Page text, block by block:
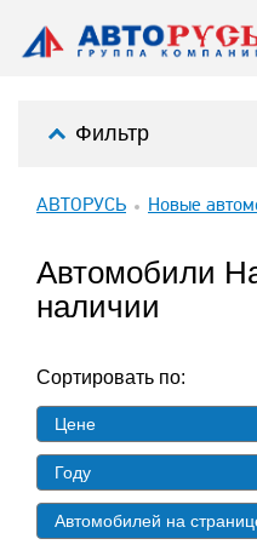
Фильтр
АВТОРУСЬ Новые
Автомобили
наличии
Сортировать по: